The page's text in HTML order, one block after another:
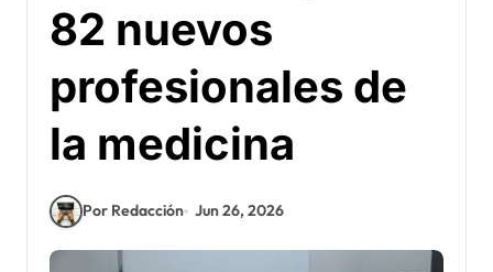
82 nuevos
profesionales de
la medicina
Por Redacción Jun 26, 2026